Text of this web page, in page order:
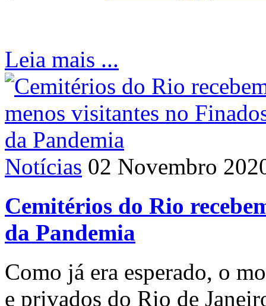
Leia mais ...
Notícias 02 Novembro
Cemitérios do Rio
da Pandemia
Como já era esperado, o
e privados do Rio de